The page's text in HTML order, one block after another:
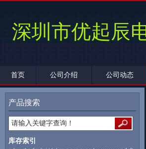
深圳市优起辰
首页 公司介绍 公司动态
产品搜索
库存索引